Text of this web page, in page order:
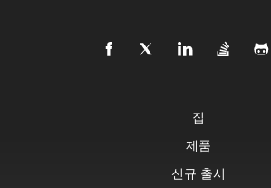
집
제품
신규 출시